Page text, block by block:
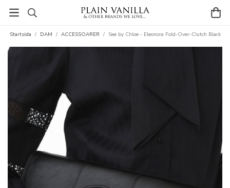
Startsida / DAM / ACCESSOARER / See by Chloe - Eleonora Fold-Over-Clutch Black